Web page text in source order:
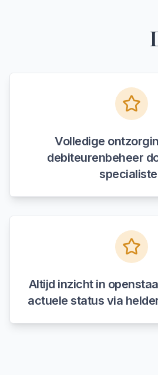
Volledige
debiteurenbeheer
Altijd inzicht in
actuele status via